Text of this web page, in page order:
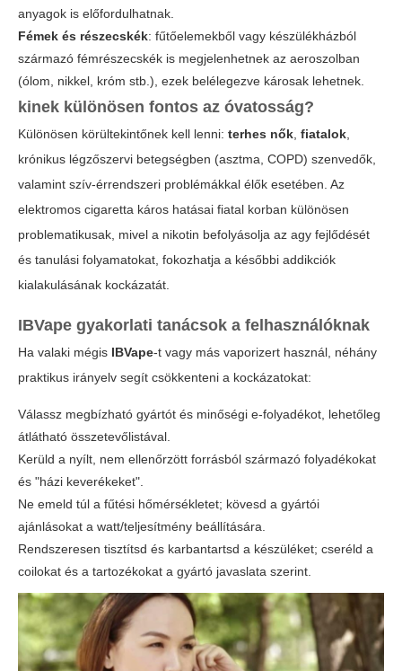
anyagok is előfordulhatnak.
Fémek és részecskék: fűtőelemekből vagy készülékházból
származó fémrészecskék is megjelenhetnek az aeroszolban
(ólom, nikkel, króm stb.), ezek belélegezve károsak lehetnek.
kinek különösen fontos az óvatosság?
Különösen körültekintőnek kell lenni: terhes nők, fiatalok,
krónikus légzőszervi betegségben (asztma, COPD) szenvedők,
valamint szív-érrendszeri problémákkal élők esetében. Az
elektromos cigaretta káros hatásai fiatal korban különösen
problematikusak, mivel a nikotin befolyásolja az agy fejlődését
és tanulási folyamatokat, fokozhatja a későbbi addikciók
kialakulásának kockázatát.
IBVape gyakorlati tanácsok a felhasználóknak
Ha valaki mégis IBVape-t vagy más vaporizert használ, néhány
praktikus irányelv segít csökkenteni a kockázatokat:
Válassz megbízható gyártót és minőségi e-folyadékot, lehetőleg
átlátható összetevőlistával.
Kerüld a nyílt, nem ellenőrzött forrásból származó folyadékokat
és "házi keverékeket".
Ne emeld túl a fűtési hőmérsékletet; kövesd a gyártói
ajánlásokat a watt/teljesítmény beállítására.
Rendszeresen tisztítsd és karbantartsd a készüléket; cseréld a
coilokat és a tartozékokat a gyártó javaslata szerint.